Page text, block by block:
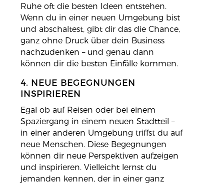
Ruhe oft die besten Ideen entstehen.
Wenn du in einer neuen Umgebung bist
und abschaltest, gibt dir das die Chance,
ganz ohne Druck über dein Business
nachzudenken – und genau dann
können dir die besten Einfälle kommen.
4. NEUE BEGEGNUNGEN
INSPIRIEREN
Egal ob auf Reisen oder bei einem
Spaziergang in einem neuen Stadtteil –
in einer anderen Umgebung triffst du auf
neue Menschen. Diese Begegnungen
können dir neue Perspektiven aufzeigen
und inspirieren. Vielleicht lernst du
jemanden kennen, der in einer ganz